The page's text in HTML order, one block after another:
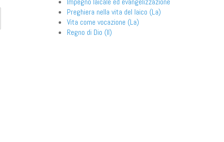
Preghiera nella vita del laico (La)
Vita come vocazione (La)
Regno di Dio (Il)